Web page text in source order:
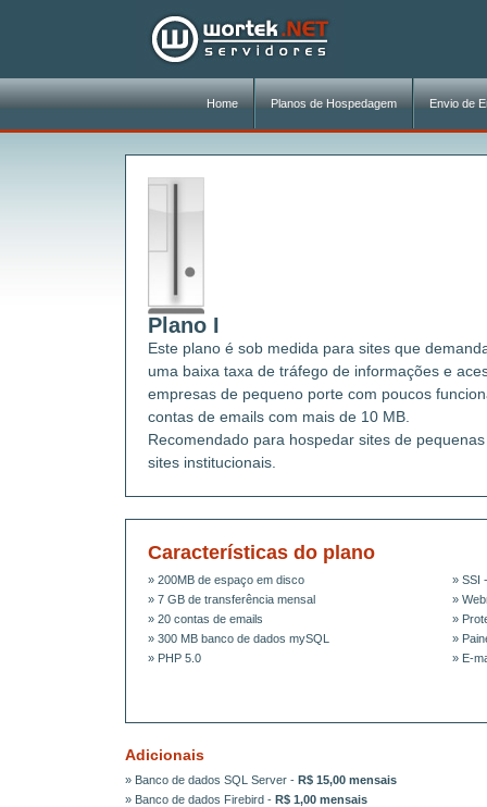
Home Planos de Hospedagem Envio de
Plano I
Este plano é sob medida para sites que
uma baixa taxa de tráfego de informações e
empresas de pequeno porte com poucos
contas de emails com mais de 10 MB.
Recomendado para hospedar sites de
sites institucionais.
Características do plano
» 200MB de espaço em disco
» 7 GB de transferência mensal
» 20 contas de emails
» 300 MB banco de dados mySQL
» PHP 5.0
» SSI
»
»
»
» E-
Adicionais
» Banco de dados SQL Server - R$ 15,00 mensais
» Banco de dados Firebird - R$ 1,00 mensais